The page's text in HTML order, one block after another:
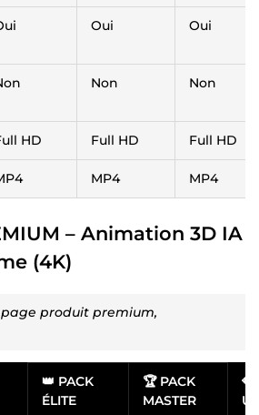
Oui Oui
Non Non
HD Full HD Full HD
MP4 MP4
– Animation 3D IA
(4K)
produit premium,
👑 PACK
ÉLITE
🏆 PACK
MASTER
💎